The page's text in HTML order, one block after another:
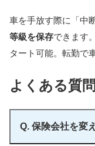
車を手放す際に「中
等級を保存できます
タート可能。転勤で
よくある質問
Q. 保険会社を変